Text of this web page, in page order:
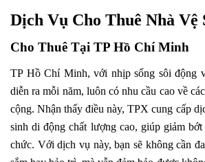
Dịch Vụ Cho Thuê Nhà Vệ
Cho Thuê Tại TP Hồ Chí Minh
TP Hồ Chí Minh, với nhịp sống sôi động
diễn ra mỗi năm, luôn có nhu cầu cao về
cộng. Nhận thấy điều này, TPX cung cấp
sinh di động chất lượng cao, giúp giảm
chức. Với dịch vụ này, bạn sẽ không cần